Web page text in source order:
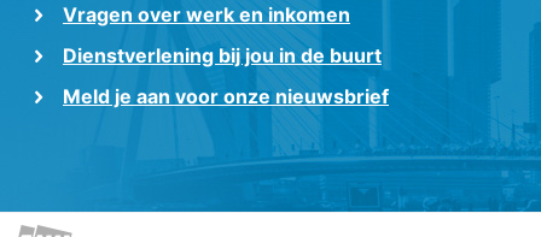
Vragen over werk en inkomen
Dienstverlening bij jou in de buurt
Meld je aan voor onze nieuwsbrief